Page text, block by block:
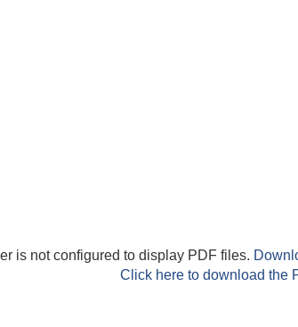
is not configured to display PDF files.
Click here to download the